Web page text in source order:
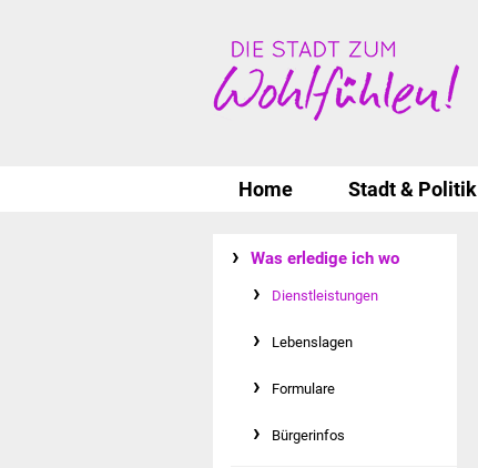
Home Stadt & Politik
Was erledige ich wo
Dienstleistungen
Lebenslagen
Formulare
Bürgerinfos